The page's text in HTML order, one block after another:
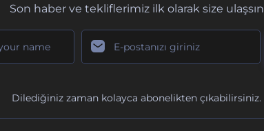
Son haber ve tekliflerimiz ilk olarak size ulaşsın
Dilediğiniz zaman kolayca abonelikten çıkabilirsiniz.